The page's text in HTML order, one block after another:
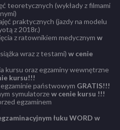
teoretycznych (wykłady z filmami
praktycznych (jazdy na modelu
z 2018r.)
z ratownikiem medycznym w
wraz z testami) w cenie
kursu oraz egzaminy wewnętrzne
kursu!!!
państwowym GRATIS!!!
symulatorze w cenie kursu !!!
egzaminem
łuku WORD w